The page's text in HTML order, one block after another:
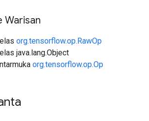
Warisan
org.tensorflow.op.RawOp
java.lang.Object
org.tensorflow.op.Op